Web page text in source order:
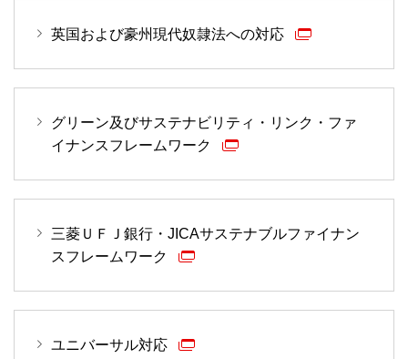
英国および豪州現代奴隷法への対応
グリーン及びサステナビリティ・リンク・ファ
イナンスフレームワーク
三菱ＵＦＪ銀行・JICAサステナブルファイナン
スフレームワーク
ユニバーサル対応